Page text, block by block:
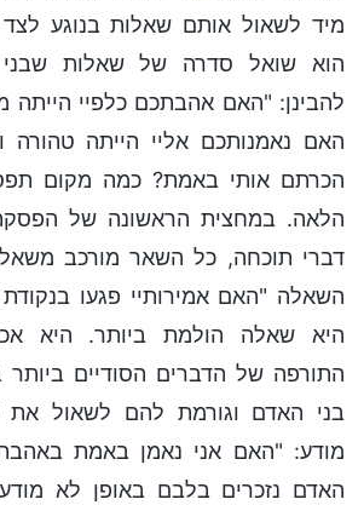
מיד לשאול אותם שאלות בנוגע לצד
הוא שואל סדרה של שאלות
להבינן: "האם אהבתכם כלפיי הייתה
האם נאמנותכם אליי הייתה
הכרתם אותי באמת? כמה מקום
הלאה. במחצית הראשונה של
דברי תוכחה, כל השאר מורכב
השאלה "האם אמירותיי פגעו
היא שאלה הולמת ביותר. היא
התורפה של הדברים הסודיים
בני האדם וגורמת להם לשאול
מודע: "האם אני נאמן באמת
האדם נזכרים בלבם באופן לא מודע